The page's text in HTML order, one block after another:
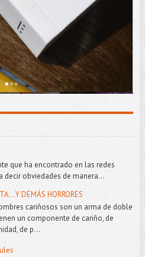
que ha encontrado en las redes
obviedades de manera...
DEMÁS HORRORES
cariñosos son un arma de doble
un componente de cariño, de
de p...